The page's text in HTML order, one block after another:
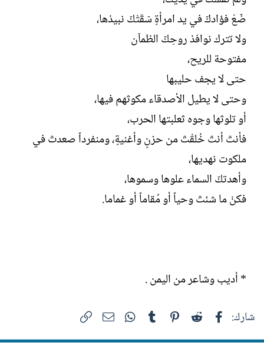
ضٙعْ فؤادكٙ في يد امرأةٍ سٙقٙتْكٙ نبيذها،
ولا تترك نوافذ روحِكٙ الظمآن
مفتوحة للريح،
حتى لا يجف حليبها
وحتى لا يطيل الأصدقاء مكوثهم فيها،
أو تلوثها وجوه ثعلبتها الحرب،
فأنتٙ أنتٙ خُلقْتٙ من حزنٍ وأغنيةٍ، ومنفرداً صعدتٙ في
ملكوت نهديها،
وأهدتكٙ السماء علوها وسموها،
فكنْ ما شئتٙ وحياً أو مُقاماً أو غماما.
* أديب وشاعر من اليمن .
شارك: فيسبوك Reddit
Pinterest
Tumblr
WhatsAppالبريد الإلكتروني